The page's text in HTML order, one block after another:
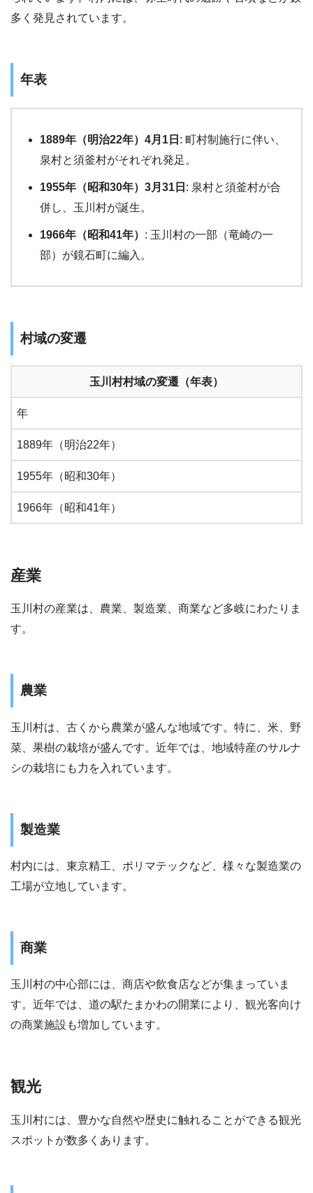
多く発見されています。
年表
1889年（明治22年）4月1日 : 町村制施行に伴い、
泉村と須釜村がそれぞれ発足。
1955年（昭和30年）3月31日 : 泉村と須釜村が合
併し、玉川村が誕生。
1966年（昭和41年） : 玉川村の一部（竜崎の一
部）が鏡石町に編入。
村域の変遷
玉川村村域の変遷（年表）
年
1889年（明治22年）
1955年（昭和30年）
1966年（昭和41年）
産業
玉川村の産業は、農業、製造業、商業など多岐にわたりま
す。
農業
玉川村は、古くから農業が盛んな地域です。特に、米、野
菜、果樹の栽培が盛んです。近年では、地域特産のサルナ
シの栽培にも力を入れています。
製造業
村内には、東京精工、ポリマテックなど、様々な製造業の
工場が立地しています。
商業
玉川村の中心部には、商店や飲食店などが集まっていま
す。近年では、道の駅たまかわの開業により、観光客向け
の商業施設も増加しています。
観光
玉川村には、豊かな自然や歴史に触れることができる観光
スポットが数多くあります。